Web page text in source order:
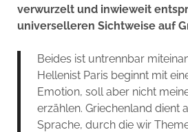
verwurzelt und inwieweit
universelleren Sichtweise auf
Beides ist untrennbar
Hellenist Paris beginnt mit
Emotion, soll aber nicht
erzählen. Griechenland dient
Sprache, durch die wir